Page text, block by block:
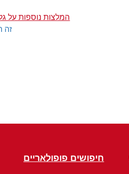
המלצות נוספות על
זה
חיפושים פופולאריים